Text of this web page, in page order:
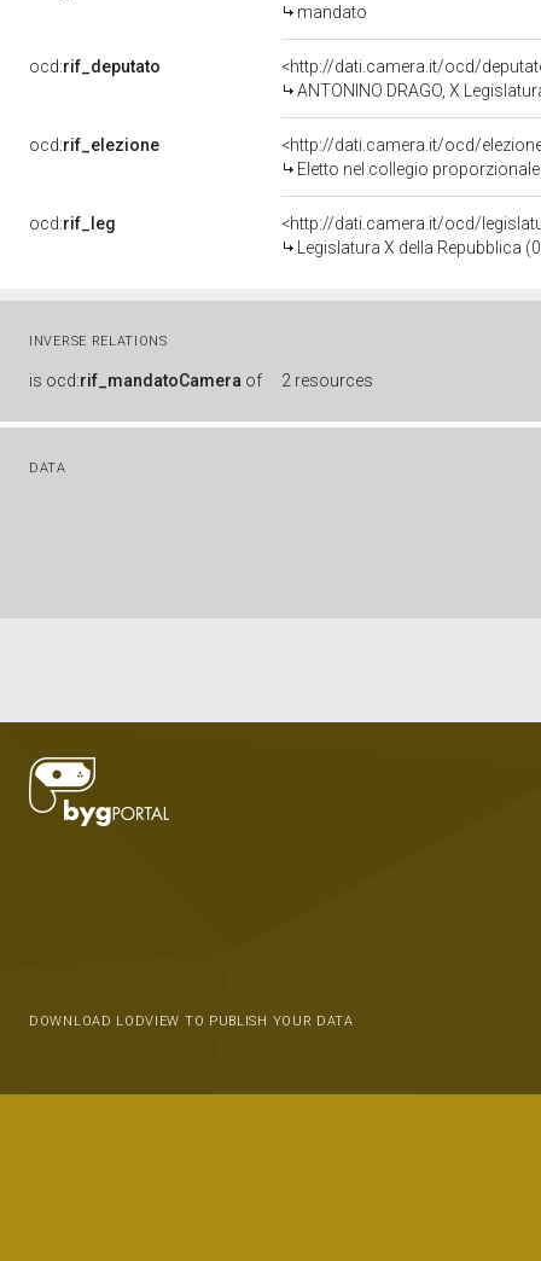
mandato
ocd:rif_deputato
<http://dati.camera.it/ocd/
ANTONINO DRAGO, X
ocd:rif_elezione
<http://dati.camera.it/ocd/
Eletto nel collegio proporzionale
ocd:rif_leg
<http://dati.camera.it/ocd/
Legislatura X della Repubblica
INVERSE RELATIONS
is ocd:rif_mandatoCamera of 2 resources
DATA
DOWNLOAD LODVIEW TO PUBLISH YOUR DATA